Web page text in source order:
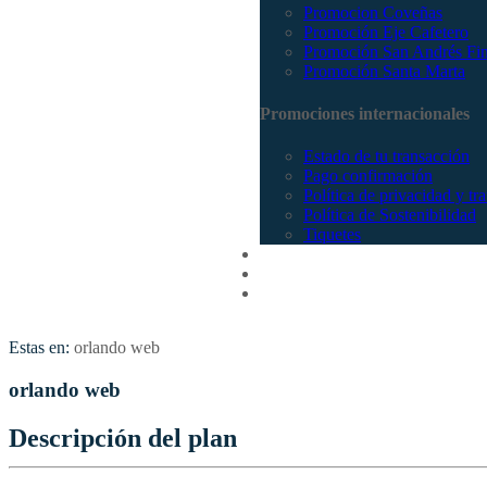
Promocion Coveñas
Promoción Eje Cafetero
Promoción San Andrés
Promoción Santa Marta
Promociones internacionales
Estado de tu transacción
Pago confirmación
Política de privacidad y
Política de Sostenibilidad
Tiquetes
Estas en: orlando web
orlando web
Descripción del plan